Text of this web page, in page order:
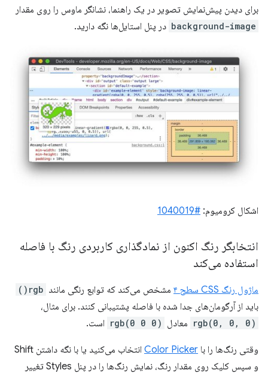
برای دیدن پیش‌نمایش تصویر در یک راهنما، نشانگر ماوس را روی مقدار
background-image در پنل استایل‌ها نگه دارید.
اشکال کرومیوم: #1040019
انتخابگر رنگ اکنون از نمادگذاری کاربردی رنگ با فاصله
استفاده می‌کند
ماژول رنگ CSS سطح ۴ مشخص می‌کند که توابع رنگی مانند rgb()
باید از آرگومان‌های جدا شده با فاصله پشتیبانی کنند. برای مثال،
rgb(0, 0, 0) معادل rgb(0 0 0) است.
وقتی رنگ‌ها را با Color Picker
انتخاب می‌کنید یا با نگه داشتن Shift
و سپس کلیک روی مقدار رنگ، نمایش رنگ‌ها را در پنل Styles تغییر